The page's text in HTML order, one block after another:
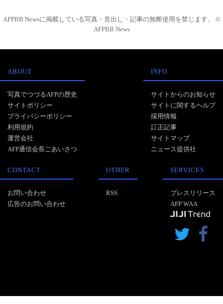
AFPBB Newsに掲載している写真・見出し・記事の無断使用を禁じます。 ©
AFPBB News
ABOUT
写真でつづるAFPの歴史
サイトポリシー
プライバシーポリシー
利用規約
運営会社
AFP通信会長ごあいさつ
INFO
サイトからのお知らせ
サイトに関するヘルプ
採用情報
訂正記事
サイトマップ
ニュース提供社
CONTACT
お問い合わせ
広告のお問い合わせ
OTHER
RSS
SERVICES
プレスリリース
AFP WAA